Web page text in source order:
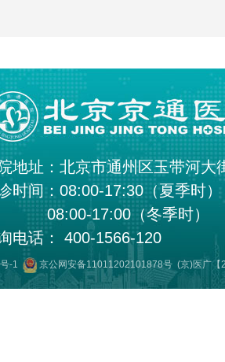
地址：北京市通州区玉带河大
时间：08:00-17:30（夏季时）
17:00（冬季时）
电话： 400-1566-120
-1 京公网安备11011202101878号(京)医广【